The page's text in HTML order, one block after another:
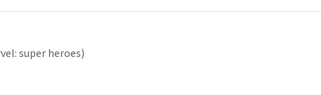
super heroes)